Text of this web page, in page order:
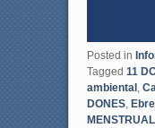
Posted in
Tagged 11
ambiental ,
DONES, Ebre
MENSTRUAL